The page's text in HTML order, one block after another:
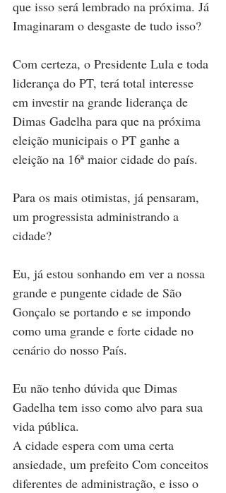
que isso será lembrado na próxima. Já
Imaginaram o desgaste de tudo isso?
Com certeza, o Presidente Lula e toda
liderança do PT, terá total interesse
em investir na grande liderança de
Dimas Gadelha para que na próxima
eleição municipais o PT ganhe a
eleição na 16ª maior cidade do país.
Para os mais otimistas, já pensaram,
um progressista administrando a
cidade?
Eu, já estou sonhando em ver a nossa
grande e pungente cidade de São
Gonçalo se portando e se impondo
como uma grande e forte cidade no
cenário do nosso País.
Eu não tenho dúvida que Dimas
Gadelha tem isso como alvo para sua
vida pública.
A cidade espera com uma certa
ansiedade, um prefeito Com conceitos
diferentes de administração, e isso o